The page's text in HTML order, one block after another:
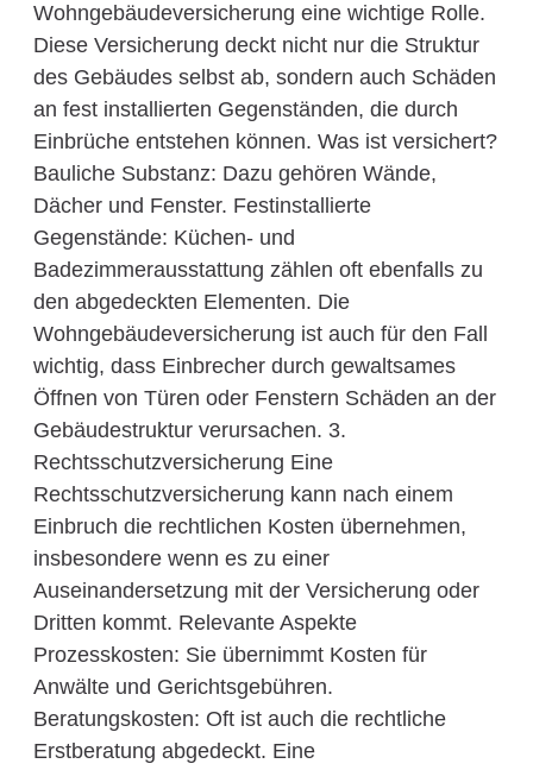
Wohngebäudeversicherung eine wichtige Rolle.
Diese Versicherung deckt nicht nur die Struktur
des Gebäudes selbst ab, sondern auch Schäden
an fest installierten Gegenständen, die durch
Einbrüche entstehen können. Was ist versichert?
Bauliche Substanz: Dazu gehören Wände,
Dächer und Fenster. Festinstallierte
Gegenstände: Küchen- und
Badezimmerausstattung zählen oft ebenfalls zu
den abgedeckten Elementen. Die
Wohngebäudeversicherung ist auch für den Fall
wichtig, dass Einbrecher durch gewaltsames
Öffnen von Türen oder Fenstern Schäden an der
Gebäudestruktur verursachen. 3.
Rechtsschutzversicherung Eine
Rechtsschutzversicherung kann nach einem
Einbruch die rechtlichen Kosten übernehmen,
insbesondere wenn es zu einer
Auseinandersetzung mit der Versicherung oder
Dritten kommt. Relevante Aspekte
Prozesskosten: Sie übernimmt Kosten für
Anwälte und Gerichtsgebühren.
Beratungskosten: Oft ist auch die rechtliche
Erstberatung abgedeckt. Eine